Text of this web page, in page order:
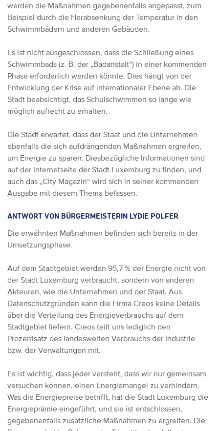
werden die Maßnahmen gegebenenfalls angepasst, zum
Beispiel durch die Herabsenkung der Temperatur in den
Schwimmbädern und anderen Gebäuden.
Es ist nicht ausgeschlossen, dass die Schließung eines
Schwimmbads (z. B. der „Badanstalt“) in einer kommenden
Phase erforderlich werden könnte. Dies hängt von der
Entwicklung der Krise auf internationaler Ebene ab. Die
Stadt beabsichtigt, das Schulschwimmen so lange wie
möglich aufrecht zu erhalten.
Die Stadt erwartet, dass der Staat und die Unternehmen
ebenfalls die sich aufdrängenden Maßnahmen ergreifen,
um Energie zu sparen. Diesbezügliche Informationen sind
auf der Internetseite der Stadt Luxemburg zu finden, und
auch das „City Magazin“ wird sich in seiner kommenden
Ausgabe mit diesem Thema befassen.
ANTWORT VON BÜRGERMEISTERIN LYDIE POLFER
Die erwähnten Maßnahmen befinden sich bereits in der
Umsetzungsphase.
Auf dem Stadtgebiet werden 95,7 % der Energie nicht von
der Stadt Luxemburg verbraucht, sondern von anderen
Akteuren, wie die Unternehmen und der Staat. Aus
Datenschutzgründen kann die Firma Creos keine Details
über die Verteilung des Energieverbrauchs auf dem
Stadtgebiet liefern. Creos teilt uns lediglich den
Prozentsatz des landesweiten Verbrauchs der Industrie
bzw. der Verwaltungen mit.
Es ist wichtig, dass jeder versteht, dass wir nur gemeinsam
versuchen können, einen Energiemangel zu verhindern.
Was die Energiepreise betrifft, hat die Stadt Luxemburg die
Energieprämie eingeführt, und sie ist entschlossen,
gegebenenfalls zusätzliche Maßnahmen zu ergreifen. Die